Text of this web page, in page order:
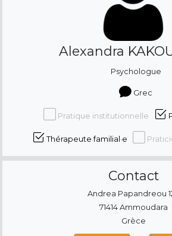
Alexandra
Psychologue
Grec
Pratique institutionnelle
Thérapeute familial·e
Contact
Andrea Papandreou
71414 Ammoudara
Grèce